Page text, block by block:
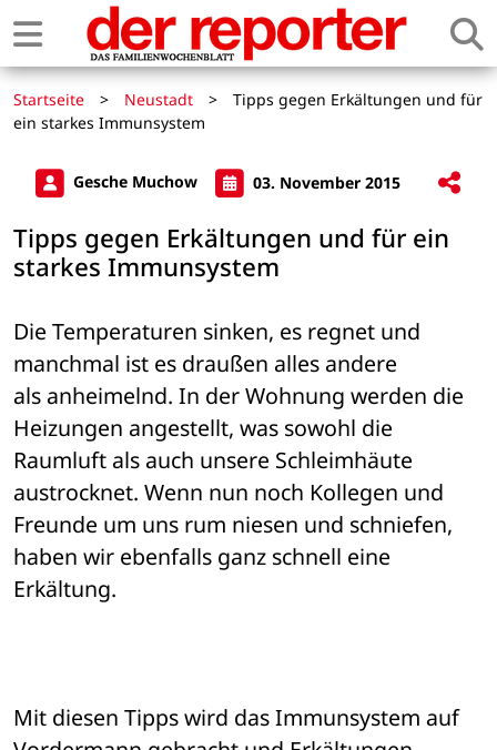
Startseite > Neustadt >
Tipps gegen Erkältungen und für
ein starkes Immunsystem
Gesche Muchow 03. November 2015
Tipps gegen Erkältungen und für ein
starkes Immunsystem
Die Temperaturen sinken, es regnet und
manchmal ist es draußen alles andere
als anheimelnd. In der Wohnung werden die
Heizungen angestellt, was sowohl die
Raumluft als auch unsere Schleimhäute
austrocknet. Wenn nun noch Kollegen und
Freunde um uns rum niesen und schniefen,
haben wir ebenfalls ganz schnell eine
Erkältung.
Mit diesen Tipps wird das Immunsystem auf